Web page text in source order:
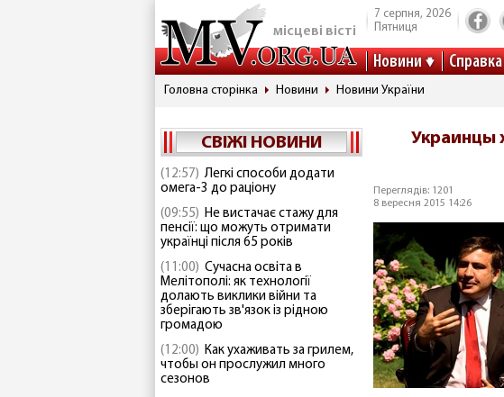
місцеві вісті
7 серпня, 2026
Пятниця
Новини Справка
Головна сторінка Новини Новини України
СВІЖІ НОВИНИ
(12:57) Легкі способи додати
омега-3 до раціону
(09:55) Не вистачає стажу для
пенсії: що можуть отримати
українці після 65 років
(11:00) Сучасна освіта в
Мелітополі: як технології
долають виклики війни та
зберігають зв'язок із рідною
громадою
(12:00) Как ухаживать за грилем,
чтобы он прослужил много
сезонов
Украинцы
Переглядів: 1201
8 вересня 2015 14:26